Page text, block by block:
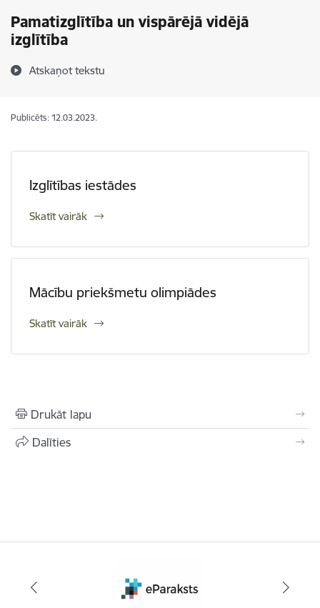
Pamatizglītība un vispārējā vidējā
izglītība
Atskaņot tekstu
Publicēts: 12.03.2023.
Izglītības iestādes
Skatīt vairāk
Mācību priekšmetu olimpiādes
Skatīt vairāk
Drukāt lapu
Dalīties